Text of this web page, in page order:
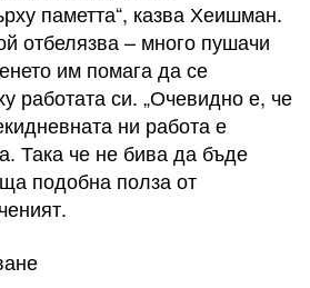
паметта“, казва Хеишман.
отбелязва – много пушачи
им помага да се
работата си. „Очевидно е, че
ни работа е
Така че не бива да бъде
подобна полза от